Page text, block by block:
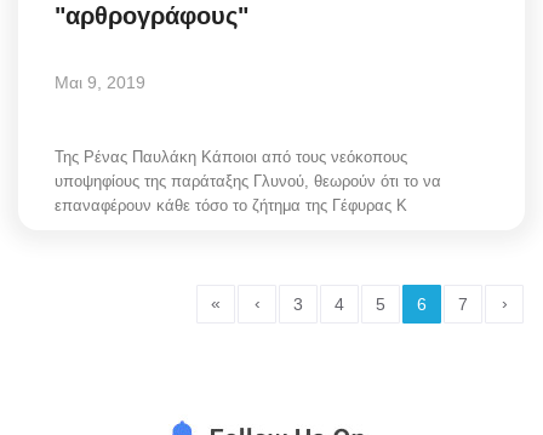
"αρθρογράφους"
Μαι 9, 2019
Της Ρένας Παυλάκη Κάποιοι από τους νεόκοπους
υποψηφίους της παράταξης Γλυνού, θεωρούν ότι το να
επαναφέρουν κάθε τόσο το ζήτημα της Γέφυρας Κ
« ‹ 3 4 5 6 7 ›